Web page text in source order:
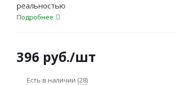
реальностью
Подробнее
396 руб./шт
Есть в наличии (28)